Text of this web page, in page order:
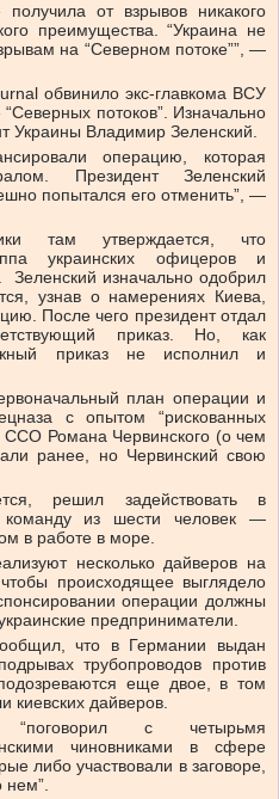
от взрывов никакого
преимущества. “Украина не
на “Северном потоке””, —
обвинило экс-главкома ВСУ
потоков”. Изначально
Украины Владимир Зеленский.
операцию, которая
Президент Зеленский
попытался его отменить”, —
там утверждается, что
украинских офицеров и
изначально одобрил
узнав о намерениях Киева,
После чего президент отдал
приказ. Но, как
приказ не исполнил и
план операции и
с опытом “рискованных
Романа Червинского (о чем
ранее, но Червинский свою
решил задействовать в
из шести человек —
в работе в море.
несколько дайверов на
происходящее выглядело
операции должны
предприниматели.
что в Германии выдан
трубопроводов против
еще двое, в том
киевских дайверов.
с четырьмя
чиновниками в сфере
либо участвовали в заговоре,
нем”.